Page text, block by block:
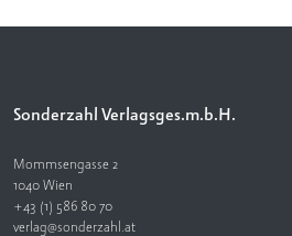
Sonderzahl Verlagsges.m.b.H.
Mommsengasse 2
1040 Wien
+43 (1) 586 80 70
verlag@sonderzahl.at